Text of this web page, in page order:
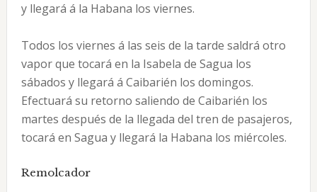
y llegará á la Habana los viernes.
Todos los viernes á las seis de la tarde saldrá otro
vapor que tocará en la Isabela de Sagua los
sábados y llegará á Caibarién los domingos.
Efectuará su retorno saliendo de Caibarién los
martes después de la llegada del tren de pasajeros,
tocará en Sagua y llegará la Habana los miércoles.
Remolcador